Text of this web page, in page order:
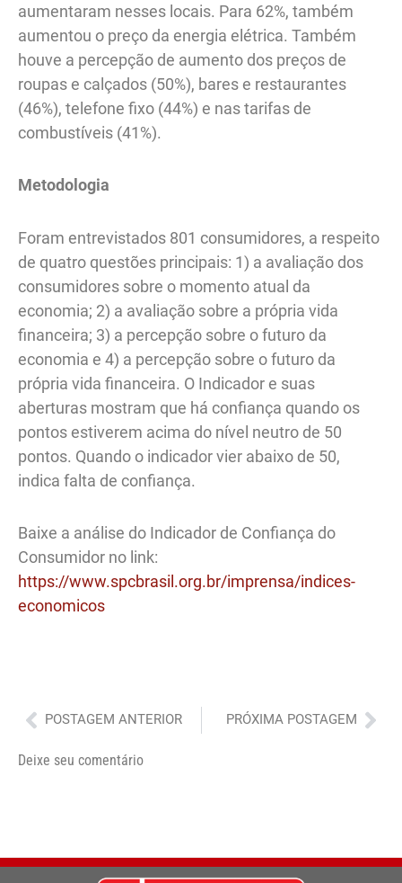
aumentaram nesses locais. Para 62%, também
aumentou o preço da energia elétrica. Também
houve a percepção de aumento dos preços de
roupas e calçados (50%), bares e restaurantes
(46%), telefone fixo (44%) e nas tarifas de
combustíveis (41%).
Metodologia
Foram entrevistados 801 consumidores, a respeito
de quatro questões principais: 1) a avaliação dos
consumidores sobre o momento atual da
economia; 2) a avaliação sobre a própria vida
financeira; 3) a percepção sobre o futuro da
economia e 4) a percepção sobre o futuro da
própria vida financeira. O Indicador e suas
aberturas mostram que há confiança quando os
pontos estiverem acima do nível neutro de 50
pontos. Quando o indicador vier abaixo de 50,
indica falta de confiança.
Baixe a análise do Indicador de Confiança do
Consumidor no link:
https://www.spcbrasil.org.br/imprensa/indices-
economicos
Anterior
POSTAGEM ANTERIOR PRÓXIMA POSTAGEM
Deixe seu comentário